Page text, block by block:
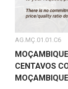
AG.MÇ.01.01.C6
CENTAVOS